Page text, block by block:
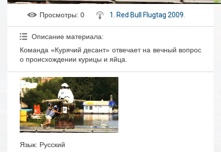
Просмотры: 0 1. Red Bull Flugtag 2009.
Описание материала:
Команда «Курячий десант» отвечает на вечный вопрос
о происхождении курицы и яйца.
Язык: Русский